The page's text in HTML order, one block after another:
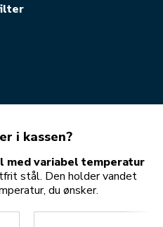
i kassen?
med variabel temperatur
stål. Den holder vandet
du ønsker.